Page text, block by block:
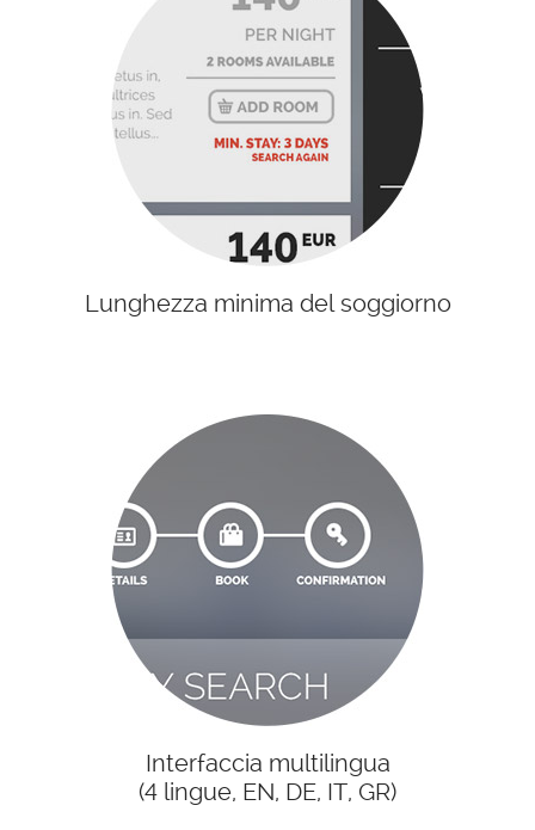
Lunghezza minima del soggiorno
Interfaccia multilingua
(4 lingue, EN, DE, IT, GR)